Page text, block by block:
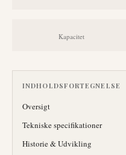
Kapacitet
INDHOLDSFORTEGNELSE
Oversigt
Tekniske specifikationer
Historie & Udvikling